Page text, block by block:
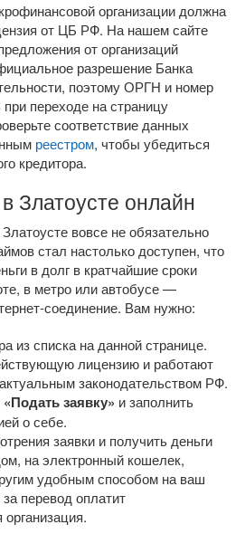
организации должна
от ЦБ РФ. На нашем сайте
от организаций
разрешение Банка
поэтому ОРГН и номер
переходе на страницу
соответствие данных
реестром, чтобы убедиться
кредитора.
Златоусте онлайн
вовсе не обязательно
стал настолько доступен, что
в долг в кратчайшие сроки
в метро или автобусе —
соединение. Вам нужно:
из списка на данной странице.
лицензию и работают
законодательством РФ.
«Подать заявку» и заполнить
о себе.
заявки и получить деньги
на электронный кошелек,
удобным способом на ваш
перевод оплатит